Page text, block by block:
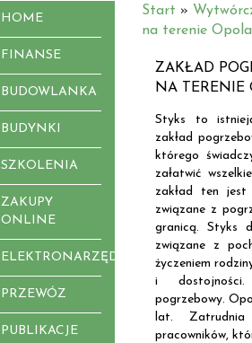
HOME
FINANSE
BUDOWLANKA
BUDYNKI
SZKOLENIA
ZAKUPY
ONLINE
ELEKTRONARZĘDZIA
PRZEWÓZ
PUBLIKACJE
Start »
na terenie Opola
ZAKŁAD
NA TERENIE
Styks to
zakład
którego
załatwić
zakład ten jest
związane z
granicą. Styks
związane z
życzeniem
i
pogrzebowy.
lat.
pracowników,